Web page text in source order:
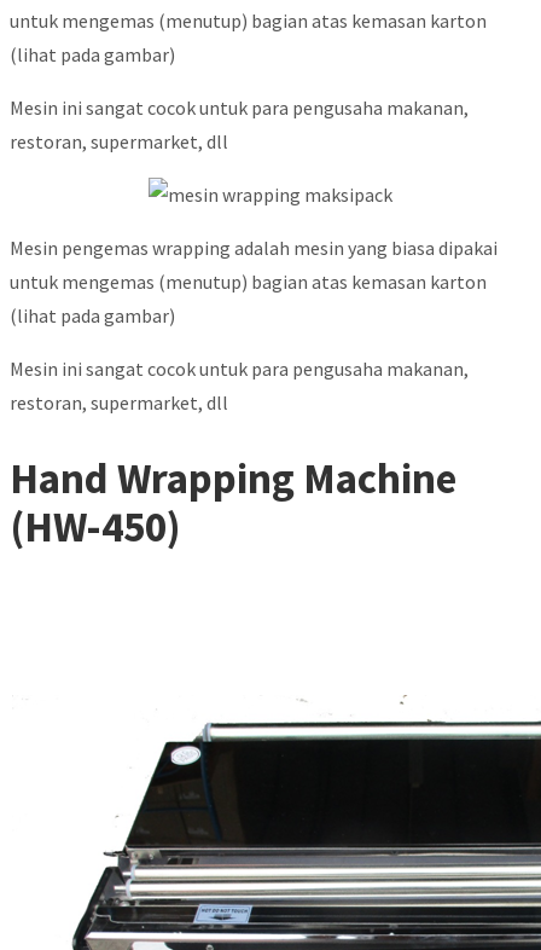
untuk mengemas (menutup) bagian atas kemasan karton
(lihat pada gambar)
Mesin ini sangat cocok untuk para pengusaha makanan,
restoran, supermarket, dll
Mesin pengemas wrapping adalah mesin yang biasa dipakai
untuk mengemas (menutup) bagian atas kemasan karton
(lihat pada gambar)
Mesin ini sangat cocok untuk para pengusaha makanan,
restoran, supermarket, dll
Hand Wrapping Machine
(HW-450)